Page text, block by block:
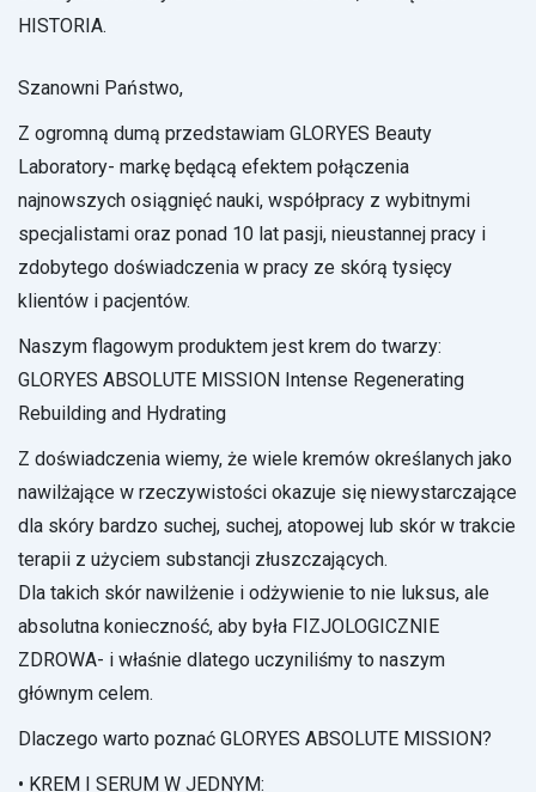
Szanowni Państwo,
Z ogromną dumą przedstawiam GLORYES Beauty
Laboratory- markę będącą efektem połączenia
najnowszych osiągnięć nauki, współpracy z wybitnymi
specjalistami oraz ponad 10 lat pasji, nieustannej pracy i
zdobytego doświadczenia w pracy ze skórą tysięcy
klientów i pacjentów.
Naszym flagowym produktem jest krem do twarzy:
GLORYES ABSOLUTE MISSION Intense Regenerating
Rebuilding and Hydrating
Z doświadczenia wiemy, że wiele kremów określanych jako
nawilżające w rzeczywistości okazuje się niewystarczające
dla skóry bardzo suchej, suchej, atopowej lub skór w trakcie
terapii z użyciem substancji złuszczających.
Dla takich skór nawilżenie i odżywienie to nie luksus, ale
absolutna konieczność, aby była FIZJOLOGICZNIE
ZDROWA- i właśnie dlatego uczyniliśmy to naszym
głównym celem.
Dlaczego warto poznać GLORYES ABSOLUTE MISSION?
• KREM I SERUM W JEDNYM: